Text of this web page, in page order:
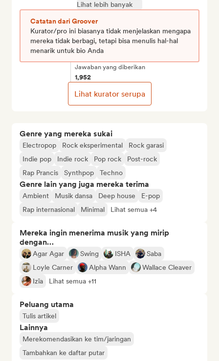
Genre yang mereka sukai
Electropop Rock eksperimental
Rock garasi
Indie pop
Indie rock Pop rock
Post-rock
Rap Prancis
Synthpop Techno
Genre lain yang juga mereka terima
Ambient Musik dansa Deep house
E-pop
Rap internasional
Minimal Lihat semua +4
Mereka ingin menerima musik yang mirip
dengan…
Agar Agar Swing ISHA
Saba
Loyle Carner
Alpha Wann
Wallace Cleaver
Izïa
Lihat semua +11
Peluang utama
Tulis artikel
Lainnya
Merekomendasikan ke tim/jaringan
Tambahkan ke daftar putar
Lihat lebih banyak
Catatan dari Groover
Kurator/pro ini biasanya tidak menjelaskan mengapa
mereka tidak berbagi, tetapi bisa menulis hal-hal
menarik untuk bio Anda
Jawaban yang diberikan
1,952
Lihat kurator serupa